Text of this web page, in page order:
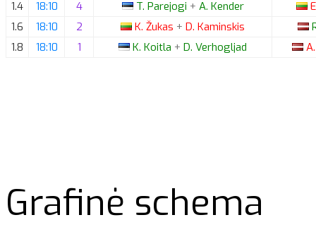
1.4
18:10 4 T. Parejogi + A. Kender
1.6
18:10 2 K. Žukas + D. Kaminskis
1.8
18:10 1 K. Koitla + D. Verhogljad A.
Grafinė schema